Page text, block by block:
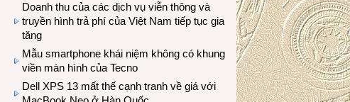
Doanh thu của các dịch vụ viễn thông và
truyền hình trả phí của Việt Nam tiếp tục gia
tăng
Mẫu smartphone khái niệm không có khung
viền màn hình của Tecno
Dell XPS 13 mất thế cạnh tranh về giá với